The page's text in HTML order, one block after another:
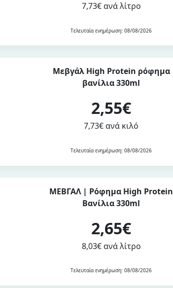
7,73€ ανά λίτρο
Τελευταία ενημέρωση: 08/08/2026
Μεβγάλ High Protein ρόφημα
βανίλια 330ml
2,55€
7,73€ ανά κιλό
Τελευταία ενημέρωση: 08/08/2026
ΜΕΒΓΑΛ | Ρόφημα High Protein
Βανίλια 330ml
2,65€
8,03€ ανά λίτρο
Τελευταία ενημέρωση: 08/08/2026